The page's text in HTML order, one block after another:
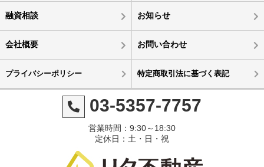
融資相談 お知らせ
会社概要 お問い合わせ
プライバシーポリシー 特定商取引法に基づく表記
03-5357-7757
営業時間：9:30～18:30
定休日：土・日・祝